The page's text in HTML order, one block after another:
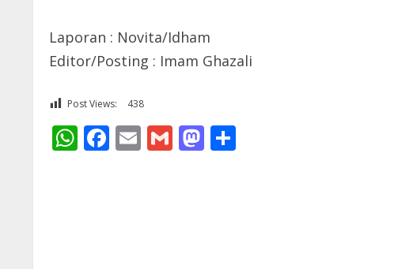
Laporan : Novita/Idham
Editor/Posting : Imam Ghazali
Post Views: 438
WhatsApp
Facebook
EmailGmailMastodon